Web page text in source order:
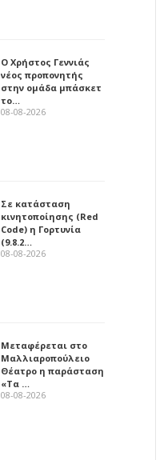
Ο Χρήστος Γεννιάς
νέος προπονητής
στην ομάδα μπάσκετ
το…
08-08-2026
Σε κατάσταση
κινητοποίησης (Red
Code) η Γορτυνία
(9.8.2…
08-08-2026
Μεταφέρεται στο
Μαλλιαροπούλειο
Θέατρο η παράσταση
«Τα …
08-08-2026